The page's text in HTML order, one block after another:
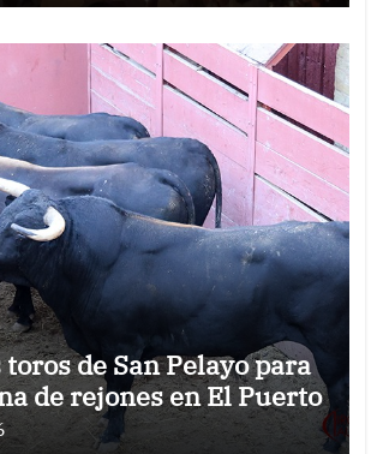
de San Pelayo para
de rejones en El Puerto